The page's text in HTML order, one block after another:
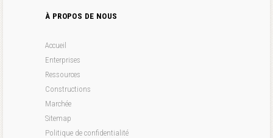
À PROPOS DE NOUS
Accueil
Enterprises
Ressources
Constructions
Marchée
Sitemap
Politique de confidentialité